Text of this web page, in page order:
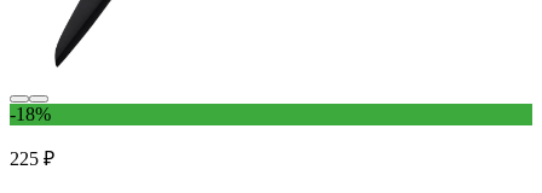
-18%
225 ₽